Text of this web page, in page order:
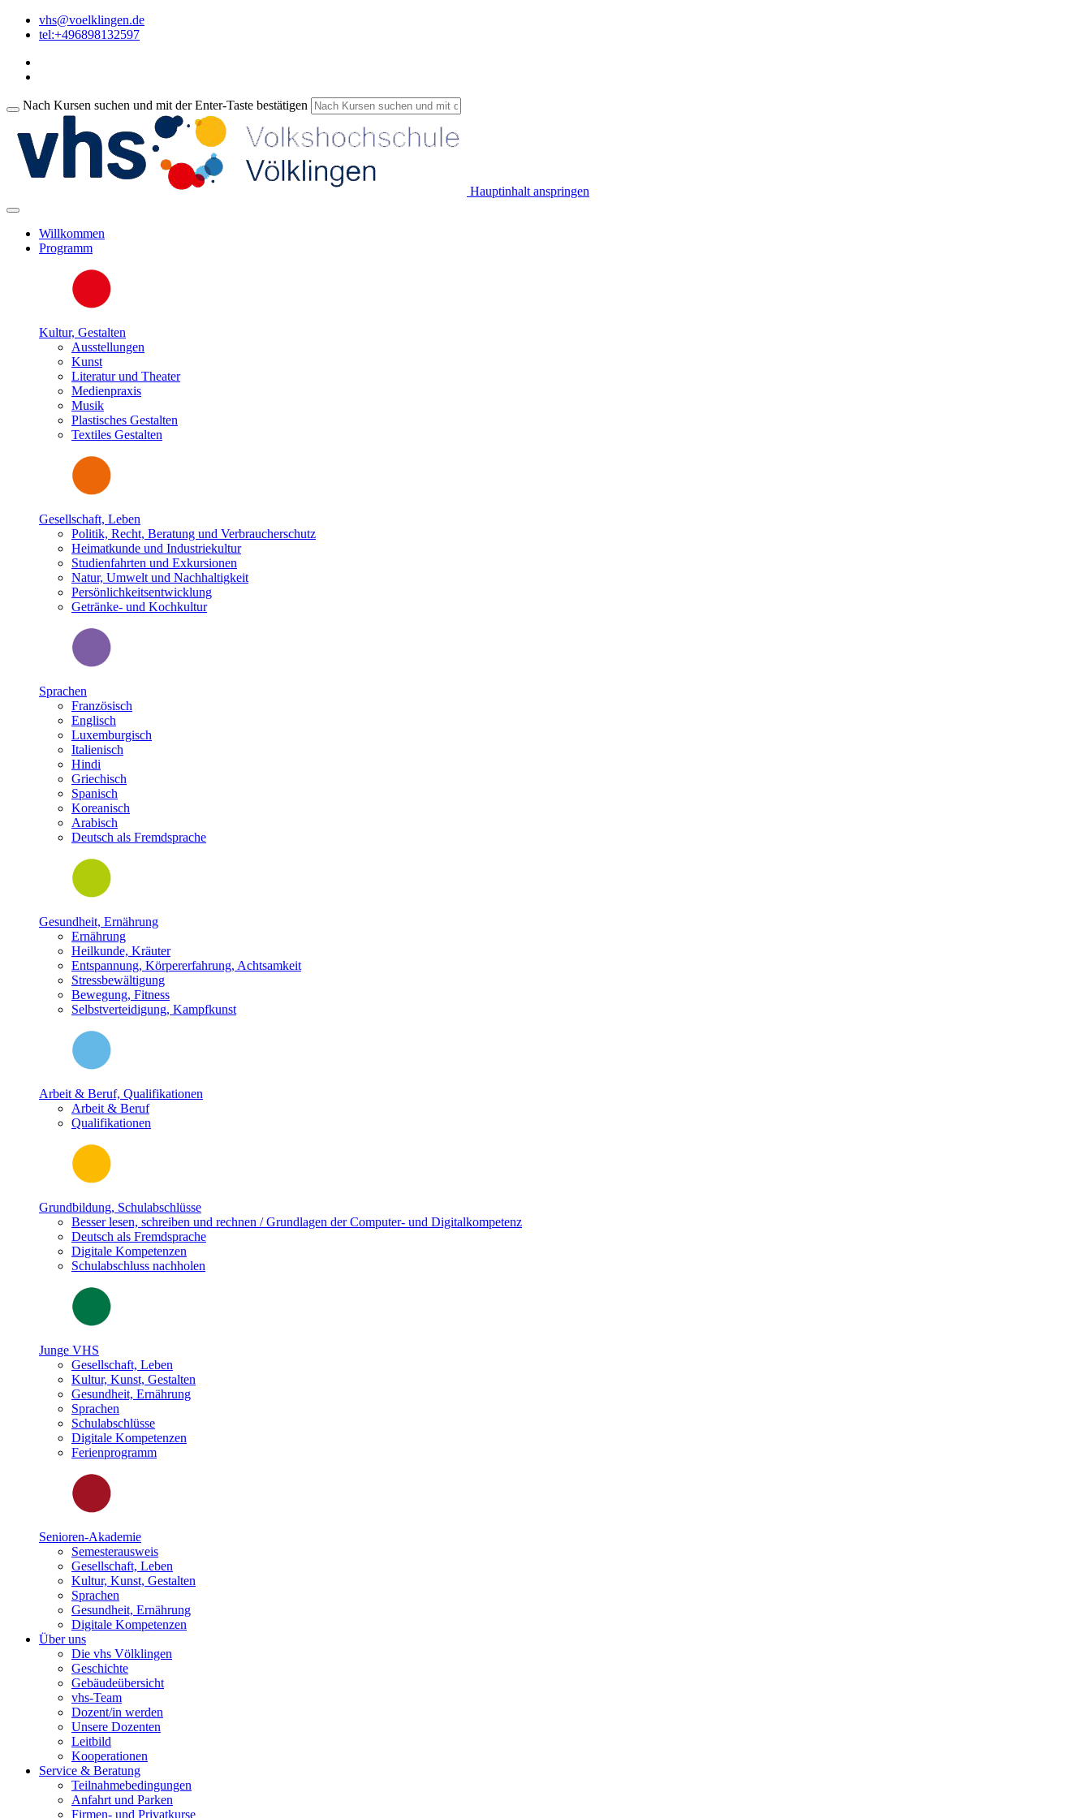
vhs@voelklingen.de
tel:+496898132597
Nach Kursen suchen und mit der Enter-Taste bestätigen
Hauptinhalt anspringen
Willkommen
Programm
Kultur, Gestalten
Ausstellungen
Kunst
Literatur und Theater
Medienpraxis
Musik
Plastisches Gestalten
Textiles Gestalten
Gesellschaft, Leben
Politik, Recht, Beratung und Verbraucherschutz
Heimatkunde und Industriekultur
Studienfahrten und Exkursionen
Natur, Umwelt und Nachhaltigkeit
Persönlichkeitsentwicklung
Getränke- und Kochkultur
Sprachen
Französisch
Englisch
Luxemburgisch
Italienisch
Hindi
Griechisch
Spanisch
Koreanisch
Arabisch
Deutsch als Fremdsprache
Gesundheit, Ernährung
Ernährung
Heilkunde, Kräuter
Entspannung, Körpererfahrung, Achtsamkeit
Stressbewältigung
Bewegung, Fitness
Selbstverteidigung, Kampfkunst
Arbeit & Beruf, Qualifikationen
Arbeit & Beruf
Qualifikationen
Grundbildung, Schulabschlüsse
Besser lesen, schreiben und rechnen / Grundlagen der Computer- und Digitalkompetenz
Deutsch als Fremdsprache
Digitale Kompetenzen
Schulabschluss nachholen
Junge VHS
Gesellschaft, Leben
Kultur, Kunst, Gestalten
Gesundheit, Ernährung
Sprachen
Schulabschlüsse
Digitale Kompetenzen
Ferienprogramm
Senioren-Akademie
Semesterausweis
Gesellschaft, Leben
Kultur, Kunst, Gestalten
Sprachen
Gesundheit, Ernährung
Digitale Kompetenzen
Über uns
Die vhs Völklingen
Geschichte
Gebäudeübersicht
vhs-Team
Dozent/in werden
Unsere Dozenten
Leitbild
Kooperationen
Service & Beratung
Teilnahmebedingungen
Anfahrt und Parken
Firmen- und Privatkurse